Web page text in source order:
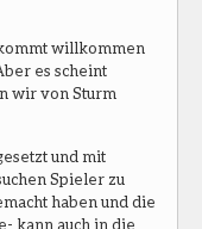
willkommen
es scheint
wir von Sturm
und mit
Spieler zu
haben und die
kann auch in die